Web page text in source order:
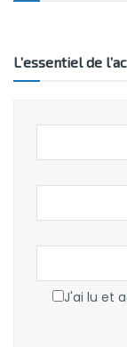
L’essentiel de
J'ai lu et